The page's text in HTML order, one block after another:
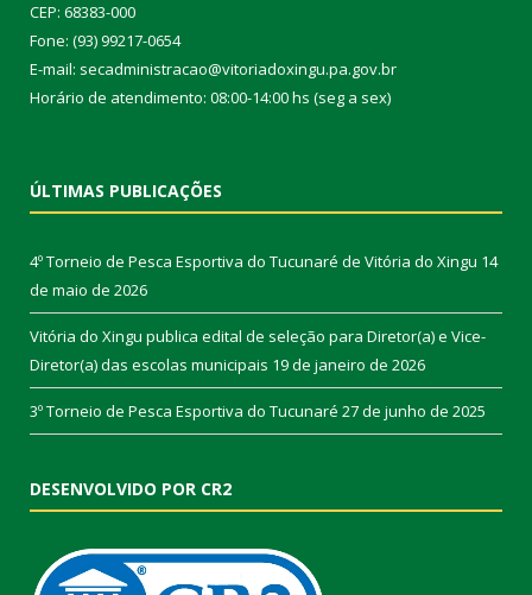
CEP: 68383-000
Fone: (93) 99217-0654
E-mail: secadministracao@vitoriadoxingu.pa.gov.br
Horário de atendimento: 08:00-14:00 hs (seg a sex)
ÚLTIMAS PUBLICAÇÕES
4º Torneio de Pesca Esportiva do Tucunaré de Vitória do Xingu 14
de maio de 2026
Vitória do Xingu publica edital de seleção para Diretor(a) e Vice-
Diretor(a) das escolas municipais 19 de janeiro de 2026
3º Torneio de Pesca Esportiva do Tucunaré 27 de junho de 2025
DESENVOLVIDO POR CR2